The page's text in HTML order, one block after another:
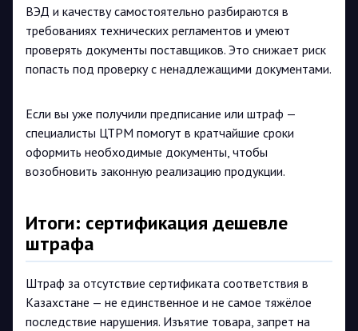
ВЭД и качеству самостоятельно разбираются в
требованиях технических регламентов и умеют
проверять документы поставщиков. Это снижает риск
попасть под проверку с ненадлежащими документами.
Если вы уже получили предписание или штраф —
специалисты ЦТРМ помогут в кратчайшие сроки
оформить необходимые документы, чтобы
возобновить законную реализацию продукции.
Итоги: сертификация дешевле
штрафа
Штраф за отсутствие сертификата соответствия в
Казахстане — не единственное и не самое тяжёлое
последствие нарушения. Изъятие товара, запрет на